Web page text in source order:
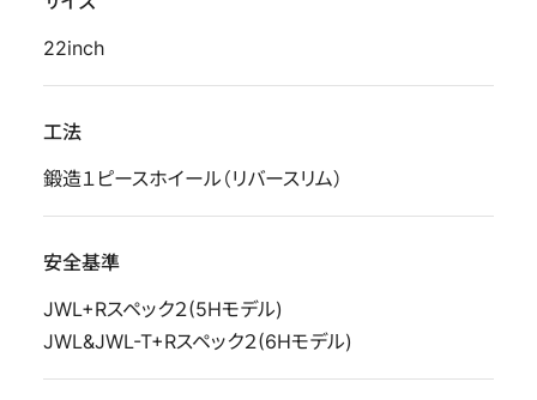
22inch
工法
鍛造１ピースホイール（リバースリム）
安全基準
JWL+Rスペック２(5Hモデル)
JWL&JWL-T+Rスペック２(6Hモデル)